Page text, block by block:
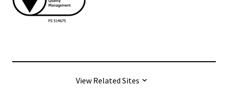
View Related Sites